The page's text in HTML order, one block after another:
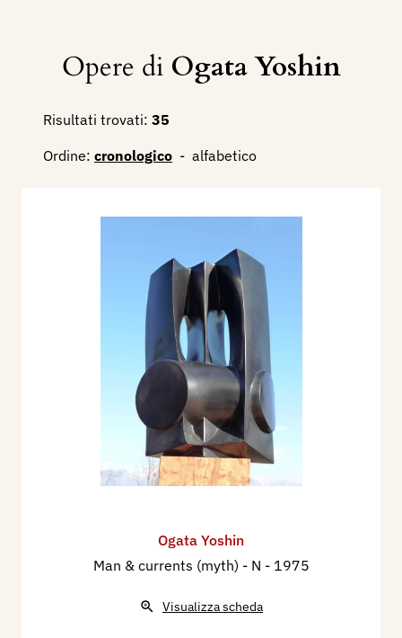
Opere di Ogata Yoshin
Risultati trovati: 35
Ordine: cronologico - alfabetico
Ogata Yoshin
Man & currents (myth) - N - 1975
Visualizza scheda